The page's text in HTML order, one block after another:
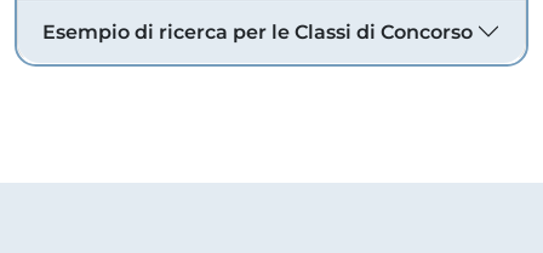
Esempio di ricerca per le Classi di Concorso